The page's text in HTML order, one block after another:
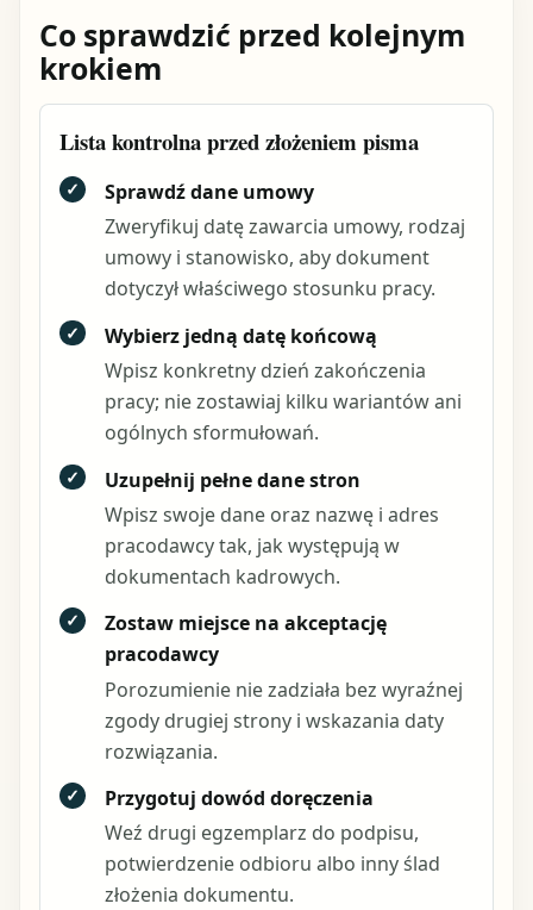
Co sprawdzić przed kolejnym
krokiem
Lista kontrolna przed złożeniem pisma
✓
Sprawdź dane umowy
Zweryfikuj datę zawarcia umowy, rodzaj
umowy i stanowisko, aby dokument
dotyczył właściwego stosunku pracy.
✓
Wybierz jedną datę końcową
Wpisz konkretny dzień zakończenia
pracy; nie zostawiaj kilku wariantów ani
ogólnych sformułowań.
✓
Uzupełnij pełne dane stron
Wpisz swoje dane oraz nazwę i adres
pracodawcy tak, jak występują w
dokumentach kadrowych.
✓
Zostaw miejsce na akceptację
pracodawcy
Porozumienie nie zadziała bez wyraźnej
zgody drugiej strony i wskazania daty
rozwiązania.
✓
Przygotuj dowód doręczenia
Weź drugi egzemplarz do podpisu,
potwierdzenie odbioru albo inny ślad
złożenia dokumentu.